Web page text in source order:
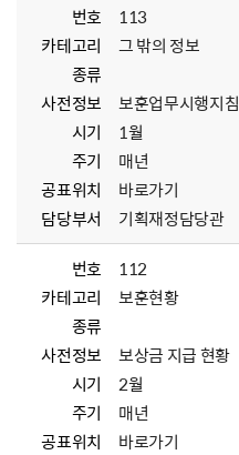
번호
113
카테고리
그 밖의 정보
종류
사전정보
보훈업무시행지침
시기
1월
주기
매년
공표위치
바로가기
담당부서
기획재정담당관
번호
112
카테고리
보훈현황
종류
사전정보
보상금 지급 현황
시기
2월
주기
매년
공표위치
바로가기